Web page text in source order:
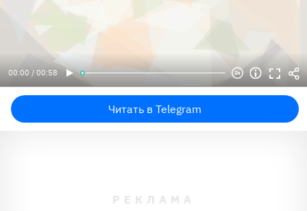
00:00 / 00:58
Читать в Telegram